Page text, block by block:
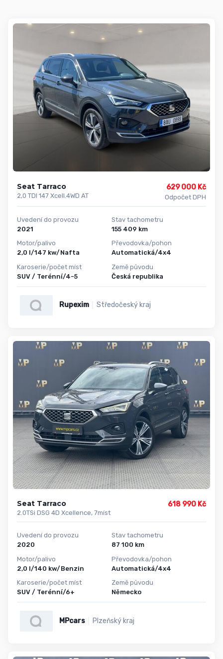
Seat Tarraco
2,0 TDI 147 Xcell.4WD AT
629 000 Kč
Odpočet DPH
Uvedení do provozu
2021
Motor/palivo
2,0 l/147 kw/Nafta
Karoserie/počet míst
SUV / Terénní/4-5
Stav tachometru
155 409 km
Převodovka/pohon
Automatická/4x4
Země původu
Česká republika
Rupexim Středočeský kraj
Seat Tarraco
2.0TSi DSG 4D Xcellence, 7míst
618 990 Kč
Uvedení do provozu
2020
Motor/palivo
2,0 l/140 kw/Benzin
Karoserie/počet míst
SUV / Terénní/6+
Stav tachometru
87 100 km
Převodovka/pohon
Automatická/4x4
Země původu
Německo
MPcars Plzeňský kraj